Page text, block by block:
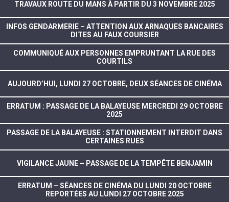
TRAVAUX ROUTE DU MANS À PARTIR DU 3 NOVEMBRE 2025
INFOS GENDARMERIE – ATTENTION AUX ARNAQUES BANCAIRES
DITES AU FAUX COURSIER
COMMUNIQUÉ AUX PERSONNES EMPRUNTANT LA RUE DES
COURTILS
AUJOURD’HUI, LUNDI 27 OCTOBRE, DEUX SÉANCES DE CINÉMA
ERRATUM : PASSAGE DE LA BALAYEUSE MERCREDI 29 OCTOBRE
2025
PASSAGE DE LA BALAYEUSE : STATIONNEMENT INTERDIT DANS
CERTAINES RUES
VIGILANCE JAUNE – PASSAGE DE LA TEMPÊTE BENJAMIN
ERRATUM – SÉANCES DE CINÉMA DU LUNDI 20 OCTOBRE
REPORTÉES AU LUNDI 27 OCTOBRE 2025